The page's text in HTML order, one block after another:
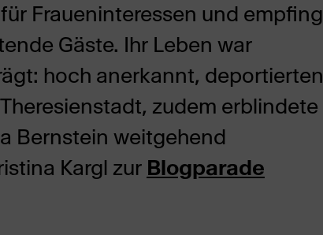
Fraueninteressen und empfing
Gäste. Ihr Leben war
hoch anerkannt, deportierten
zudem erblindete
Bernstein weitgehend
Kargl zur Blogparade